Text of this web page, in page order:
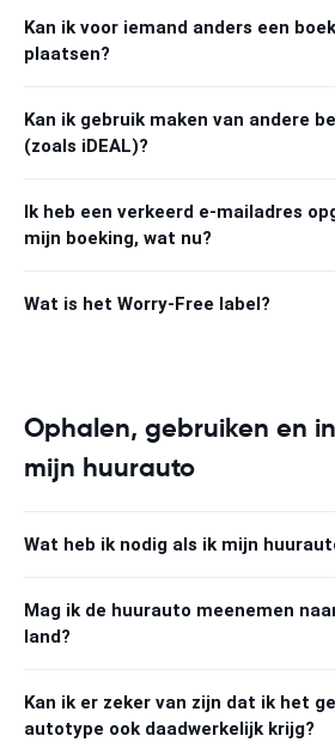
Kan ik voor iemand anders een
plaatsen?
Kan ik gebruik maken van andere
(zoals iDEAL)?
Ik heb een verkeerd e-mailadres
mijn boeking, wat nu?
Wat is het Worry-Free label?
Ophalen, gebruiken en
mijn huurauto
Wat heb ik nodig als ik mijn
Mag ik de huurauto meenemen
land?
Kan ik er zeker van zijn dat ik het
autotype ook daadwerkelijk krijg?